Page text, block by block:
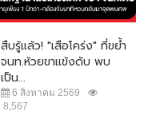
สืบรู้แล้ว! "เสือโคร่ง" ที่ขย้ำ
จนท.ห้วยขาแข้งดับ พบ
เป็น...
6 สิงหาคม 2569
8,567